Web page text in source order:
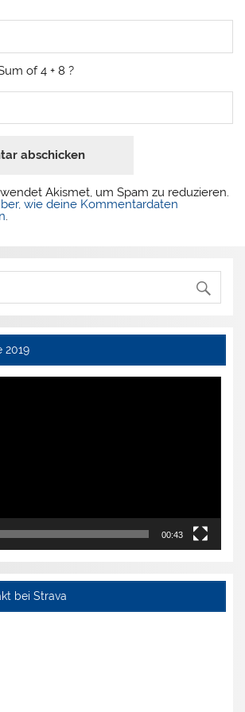
of 4 + 8 ?
Akismet, um Spam zu reduzieren.
wie deine Kommentardaten
.
2019
00:43
bei Strava